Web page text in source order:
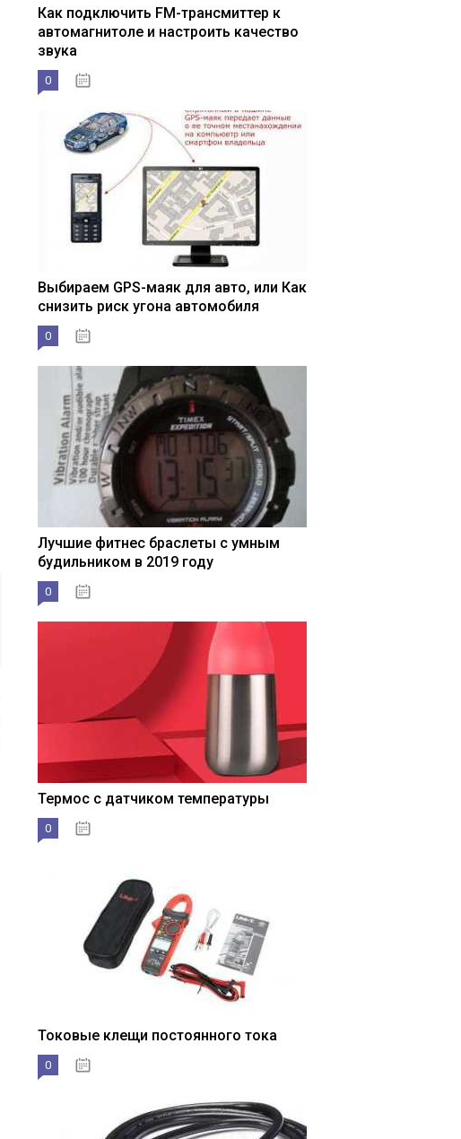
Как подключить FM-трансмиттер к
автомагнитоле и настроить качество
звука
0
Выбираем GPS-маяк для авто, или Как
снизить риск угона автомобиля
0
Лучшие фитнес браслеты с умным
будильником в 2019 году
0
Термос с датчиком температуры
0
Токовые клещи постоянного тока
0